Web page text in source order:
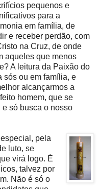
pequenos e
para a
em família, de
e receber perdão, com
na Cruz, de onde
aqueles que menos
A leitura da Paixão do
sós ou em família, e
alcançarmos a
homem, que se
só busca o nosso
pela
luto, se
virá logo. É
talvez por
Não é só o